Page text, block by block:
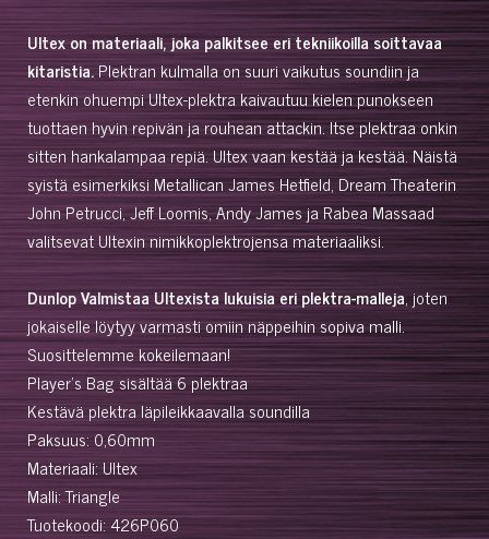
Ultex on materiaali, joka palkitsee eri tekniikoilla soittavaa
kitaristia.Plektran kulmalla on suuri vaikutus soundiin ja
etenkin ohuempi Ultex-plektra kaivautuu kielen punokseen
tuottaen hyvin repivän ja rouhean attackin. Itse plektraa onkin
sitten hankalampaa repiä. Ultex vaan kestää ja kestää. Näistä
syistä esimerkiksi Metallican James Hetfield, Dream Theaterin
John Petrucci, Jeff Loomis, Andy James ja Rabea Massaad
valitsevat Ultexin nimikkoplektrojensa materiaaliksi.
Dunlop Valmistaa Ultexista lukuisia eri plektra-malleja, joten
jokaiselle löytyy varmasti omiin näppeihin sopiva malli.
Suosittelemme kokeilemaan!
Player's Bag sisältää 6 plektraa
Kestävä plektra läpileikkaavalla soundilla
Paksuus: 0,60mm
Materiaali: Ultex
Malli: Triangle
Tuotekoodi: 426P060